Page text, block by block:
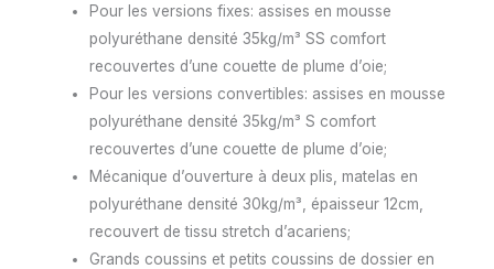
Pour les versions fixes: assises en mousse
polyuréthane densité 35kg/m³ SS comfort
recouvertes d’une couette de plume d’oie;
Pour les versions convertibles: assises en mousse
polyuréthane densité 35kg/m³ S comfort
recouvertes d’une couette de plume d’oie;
Mécanique d’ouverture à deux plis, matelas en
polyuréthane densité 30kg/m³, épaisseur 12cm,
recouvert de tissu stretch d’acariens;
Grands coussins et petits coussins de dossier en